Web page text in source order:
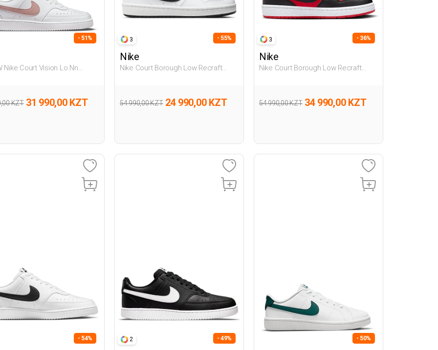
- 51%
Nike Court Vision Lo Nn
KZT 31 990,00 KZT
3 - 55%
Nike
Nike Court Borough Low Recraft
54 990,00 KZT 24 990,00 KZT
3 - 36%
Nike
Nike Court Borough Low Recraft
54 990,00 KZT 34 990,00 KZT
- 54% 2 - 49% - 50%